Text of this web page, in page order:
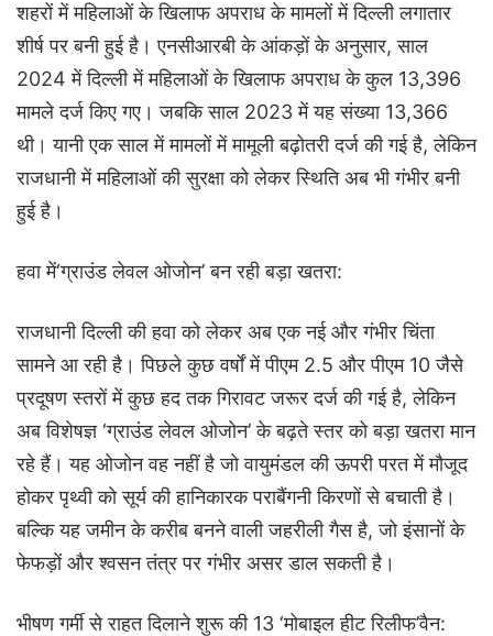
शहरों में महिलाओं के खिलाफ अपराध के मामलों में दिल्ली लगातार
शीर्ष पर बनी हुई है। एनसीआरबी के आंकड़ों के अनुसार, साल
2024 में दिल्ली में महिलाओं के खिलाफ अपराध के कुल 13,396
मामले दर्ज किए गए। जबकि साल 2023 में यह संख्या 13,366
थी। यानी एक साल में मामलों में मामूली बढ़ोतरी दर्ज की गई है, लेकिन
राजधानी में महिलाओं की सुरक्षा को लेकर स्थिति अब भी गंभीर बनी
हुई है।
हवा में‘ग्राउंड लेवल ओजोन’ बन रही बड़ा खतरा:
राजधानी दिल्ली की हवा को लेकर अब एक नई और गंभीर चिंता
सामने आ रही है। पिछले कुछ वर्षों में पीएम 2.5 और पीएम 10 जैसे
प्रदूषण स्तरों में कुछ हद तक गिरावट जरूर दर्ज की गई है, लेकिन
अब विशेषज्ञ ‘ग्राउंड लेवल ओजोन’ के बढ़ते स्तर को बड़ा खतरा मान
रहे हैं। यह ओजोन वह नहीं है जो वायुमंडल की ऊपरी परत में मौजूद
होकर पृथ्वी को सूर्य की हानिकारक पराबैंगनी किरणों से बचाती है।
बल्कि यह जमीन के करीब बनने वाली जहरीली गैस है, जो इंसानों के
फेफड़ों और श्वसन तंत्र पर गंभीर असर डाल सकती है।
भीषण गर्मी से राहत दिलाने शुरू की 13 ‘मोबाइल हीट रिलीफ’वैन: